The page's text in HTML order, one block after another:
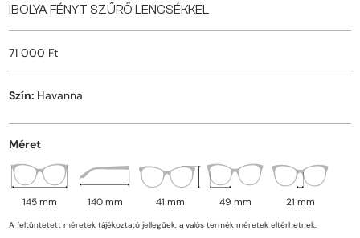
IBOLYA FÉNYT SZŰRŐ LENCSÉKKEL
71 000 Ft
Szín: Havanna
Méret
145 mm 140 mm 41 mm 49 mm 21 mm
A feltüntetett méretek tájékoztató jellegűek, a valós termék méretek eltérhetnek.